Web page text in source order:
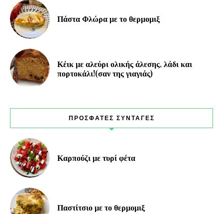
Πάστα Φλώρα με το θερμομιξ
Κέικ με αλεύρι ολικής άλεσης, λάδι και
πορτοκάλι!(σαν της γιαγιάς)
ΠΡΟΣΦΑΤΕΣ ΣΥΝΤΑΓΕΣ
Καρπούζι με τυρί φέτα
Παστίτσιο με το θερμομιξ